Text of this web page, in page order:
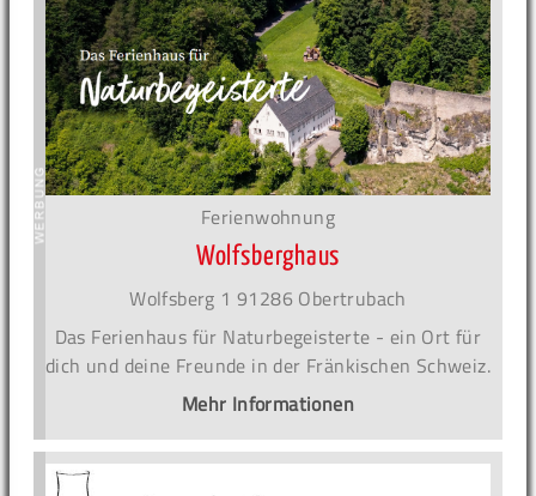
Ferienwohnung
Wolfsberghaus
Wolfsberg 1 91286 Obertrubach
Das Ferienhaus für Naturbegeisterte - ein Ort für
dich und deine Freunde in der Fränkischen Schweiz.
Mehr Informationen